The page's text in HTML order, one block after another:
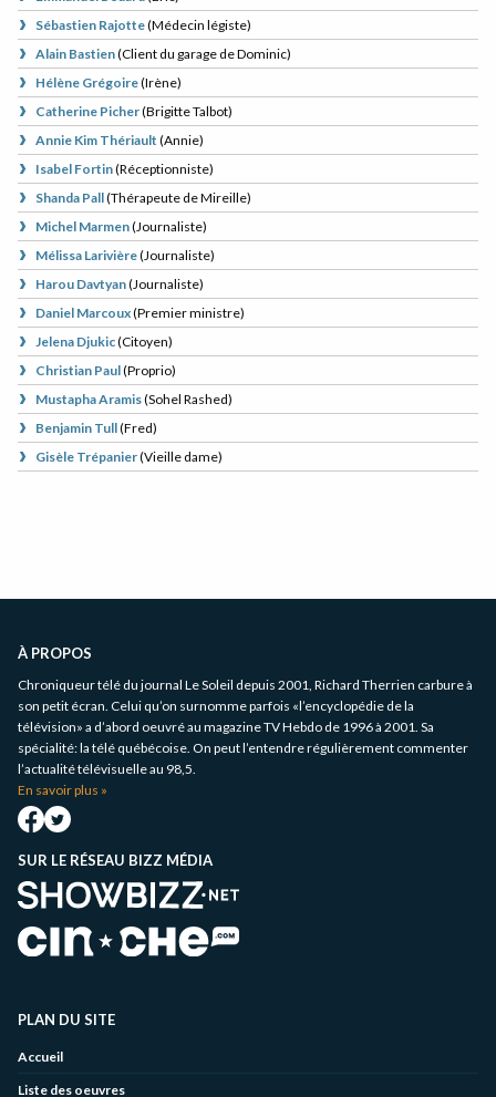
Sébastien Rajotte(Médecin légiste)
Alain Bastien(Client du garage de Dominic)
Hélène Grégoire(Irène)
Catherine Picher(Brigitte Talbot)
Annie Kim Thériault (Annie)
Isabel Fortin(Réceptionniste)
Shanda Pall(Thérapeute de Mireille)
Michel Marmen(Journaliste)
Mélissa Larivière(Journaliste)
Harou Davtyan(Journaliste)
Daniel Marcoux(Premier ministre)
Jelena Djukic(Citoyen)
Christian Paul(Proprio)
Mustapha Aramis(Sohel Rashed)
Benjamin Tull(Fred)
Gisèle Trépanier(Vieille dame)
À PROPOS
Chroniqueur télé du journal Le Soleil depuis 2001, Richard Therrien carbure à
son petit écran. Celui qu’on surnomme parfois «l’encyclopédie de la
télévision» a d’abord oeuvré au magazine TV Hebdo de 1996 à 2001. Sa
spécialité: la télé québécoise. On peut l’entendre régulièrement commenter
l’actualité télévisuelle au 98,5.
En savoir plus »
SUR LE RÉSEAU BIZZ MÉDIA
PLAN DU SITE
Accueil
Liste des oeuvres